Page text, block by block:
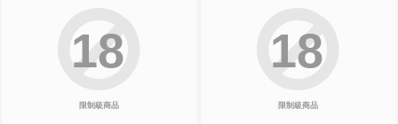
限制級商品
18
限制級商品
18